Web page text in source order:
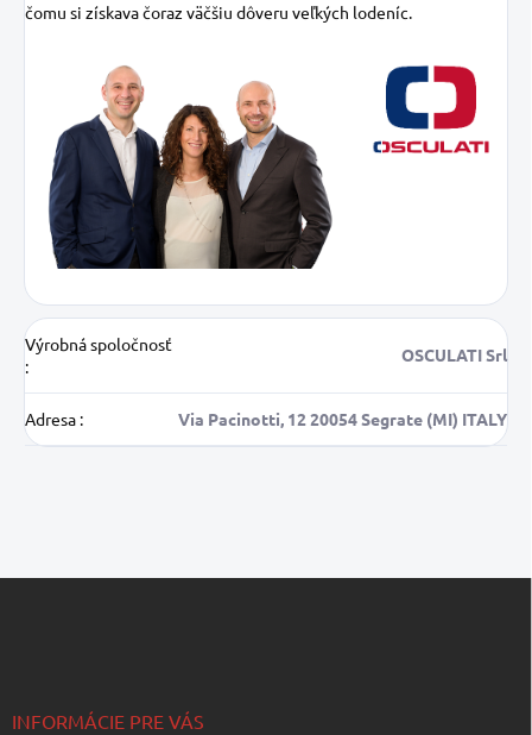
čomu si získava čoraz väčšiu dôveru veľkých lodeníc.
Výrobná spoločnosť
:
OSCULATI Srl
Adresa : Via Pacinotti, 12 20054 Segrate (MI) ITALY
INFORMÁCIE PRE VÁS